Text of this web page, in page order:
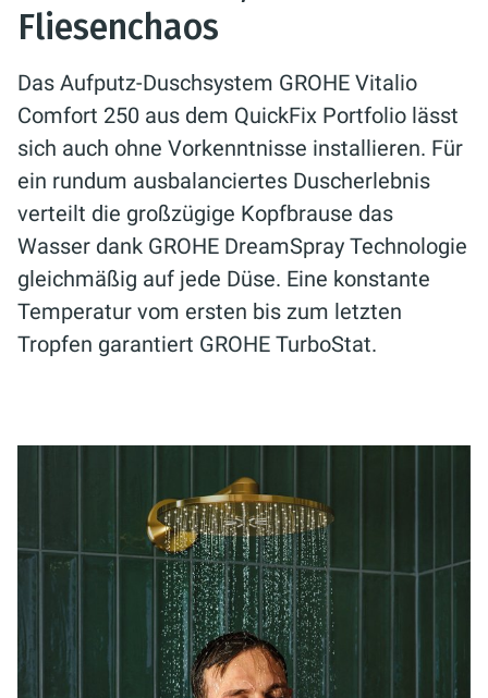
Fliesenchaos
Das Aufputz-Duschsystem GROHE Vitalio
Comfort 250 aus dem QuickFix Portfolio lässt
sich auch ohne Vorkenntnisse installieren. Für
ein rundum ausbalanciertes Duscherlebnis
verteilt die großzügige Kopfbrause das
Wasser dank GROHE DreamSpray Technologie
gleichmäßig auf jede Düse. Eine konstante
Temperatur vom ersten bis zum letzten
Tropfen garantiert GROHE TurboStat.